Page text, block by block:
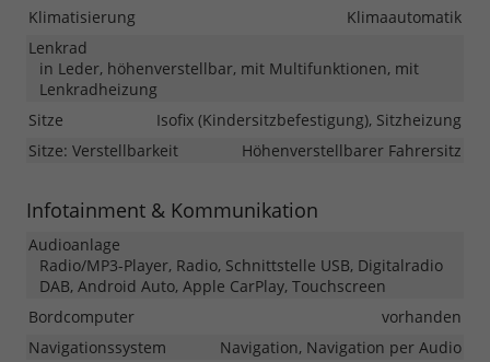
Klimatisierung
Klimaautomatik
Lenkrad
in Leder, höhenverstellbar, mit Multifunktionen, mit
Lenkradheizung
Sitze
Isofix (Kindersitzbefestigung), Sitzheizung
Sitze: Verstellbarkeit
Höhenverstellbarer Fahrersitz
Infotainment & Kommunikation
Audioanlage
Radio/MP3-Player, Radio, Schnittstelle USB, Digitalradio
DAB, Android Auto, Apple CarPlay, Touchscreen
Bordcomputer
vorhanden
Navigationssystem
Navigation, Navigation per Audio